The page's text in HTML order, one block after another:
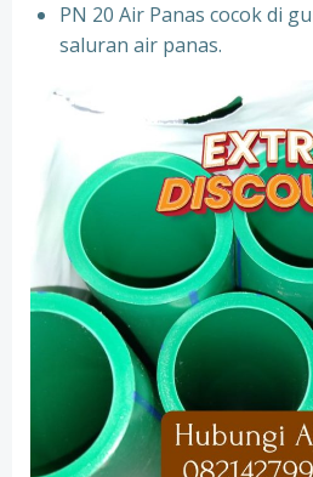
PN 20 Air Panas cocok di
saluran air panas.